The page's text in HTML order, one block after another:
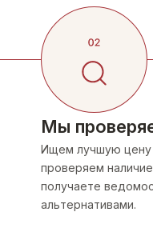
Мы
Ищем лучшую цену
проверяем
получаете
альтернативами.